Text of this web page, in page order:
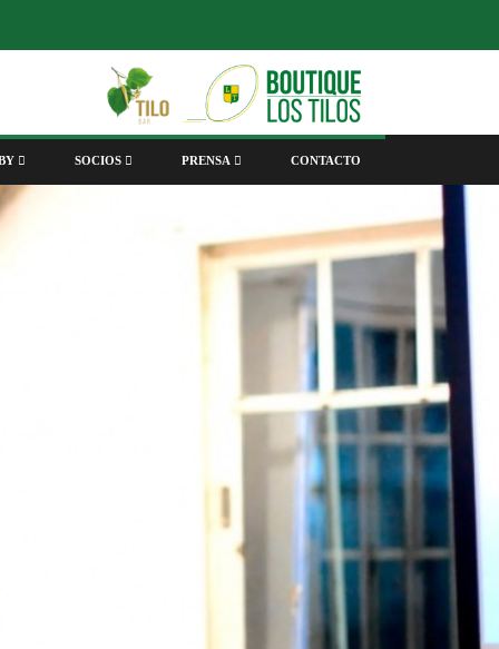
SOCIOS PRENSA CONTACTO